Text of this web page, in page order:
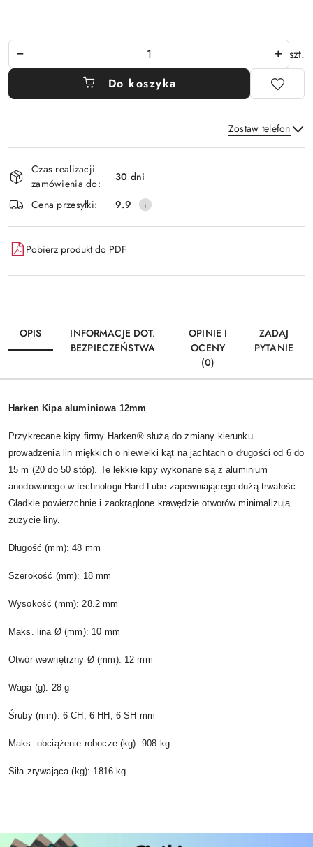
szt.
Do koszyka
Zostaw telefon
i
dostawa
Czas realizacji
zamówienia do:
30 dni
Cena przesyłki:
9.9
Pobierz produkt do PDF
OPIS
INFORMACJE DOT.
BEZPIECZEŃSTWA
OPINIE I
OCENY
(0)
ZADAJ
PYTANIE
Harken Kipa aluminiowa 12mm
Przykręcane kipy firmy Harken® służą do zmiany kierunku
prowadzenia lin miękkich o niewielki kąt na jachtach o długości od 6 do
15 m (20 do 50 stóp). Te lekkie kipy wykonane są z aluminium
anodowanego w technologii Hard Lube zapewniającego dużą trwałość.
Gładkie powierzchnie i zaokrąglone krawędzie otworów minimalizują
zużycie liny.
Długość (mm): 48 mm
Szerokość (mm): 18 mm
Wysokość (mm): 28.2 mm
Maks. lina Ø (mm): 10 mm
Otwór wewnętrzny Ø (mm): 12 mm
Waga (g): 28 g
Śruby (mm): 6 CH, 6 HH, 6 SH mm
Maks. obciążenie robocze (kg): 908 kg
Siła zrywająca (kg): 1816 kg